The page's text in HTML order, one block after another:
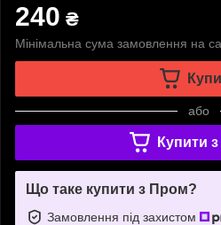
240 ₴
Мінімальна сума замовлення на
або
Купити з
Що таке купити з Пром?
Замовлення під захистом